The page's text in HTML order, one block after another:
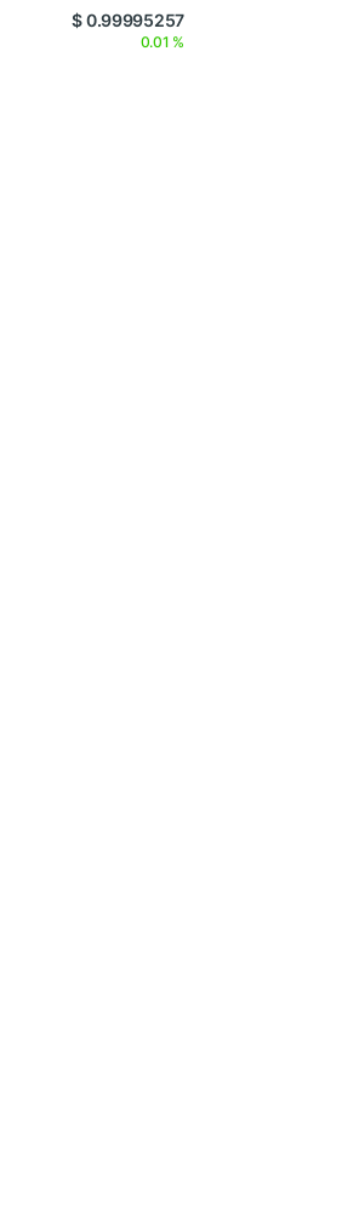
$ 0.99995257
0.01 %